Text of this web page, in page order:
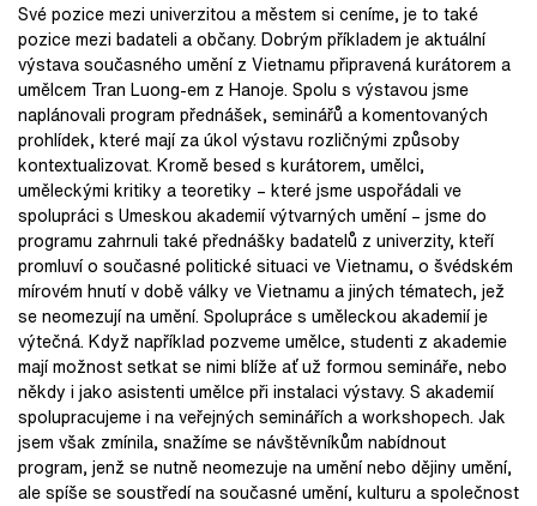
Své pozice mezi univerzitou a městem si ceníme, je to také
pozice mezi badateli a občany. Dobrým příkladem je aktuální
výstava současného umění z Vietnamu připravená kurátorem a
umělcem Tran Luong-em z Hanoje. Spolu s výstavou jsme
naplánovali program přednášek, seminářů a komentovaných
prohlídek, které mají za úkol výstavu rozličnými způsoby
kontextualizovat. Kromě besed s kurátorem, umělci,
uměleckými kritiky a teoretiky – které jsme uspořádali ve
spolupráci s Umeskou akademií výtvarných umění – jsme do
programu zahrnuli také přednášky badatelů z univerzity, kteří
promluví o současné politické situaci ve Vietnamu, o švédském
mírovém hnutí v době války ve Vietnamu a jiných tématech, jež
se neomezují na umění. Spolupráce s uměleckou akademií je
výtečná. Když například pozveme umělce, studenti z akademie
mají možnost setkat se nimi blíže ať už formou semináře, nebo
někdy i jako asistenti umělce při instalaci výstavy. S akademií
spolupracujeme i na veřejných seminářích a workshopech. Jak
jsem však zmínila, snažíme se návštěvníkům nabídnout
program, jenž se nutně neomezuje na umění nebo dějiny umění,
ale spíše se soustředí na současné umění, kulturu a společnost